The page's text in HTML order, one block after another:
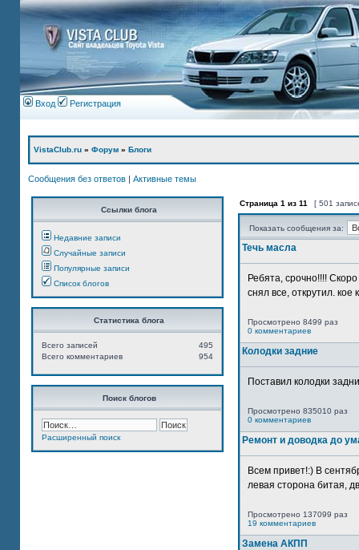
Вход Регистрация
VistaClub.ru » Форум » Блоги
Сообщения без ответов | Активные темы
Ссылки блога
Недавние записи
Случайные записи
Популярные записи
Список блогов
Статистика блога
495
Всего записей
954
Всего комментариев
Поиск блогов
Расширенный поиск
Страница 1 из 11 [ 501
Показать сообщения за:
Течь масла
Ребята, срочно!!!!
снял все, открутил. кое
Просмотрено 8499 раз
0 комментариев
Колодки задние
Поставил колодки
Просмотрено 835010 раз
0 комментариев
Ремонт и доводка до
Всем привет!:) В
левая сторона битая,
Просмотрено 137099 раз
19 комментариев
Замена АКПП